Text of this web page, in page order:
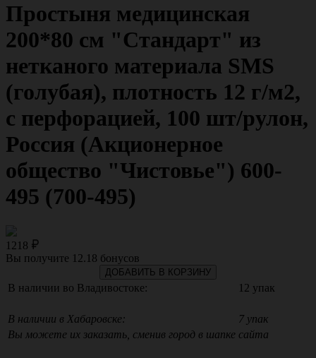
Простыня медицинская
200*80 см "Стандарт" из
нетканого материала SMS
(голубая), плотность 12 г/м2,
с перфорацией, 100 шт/рулон,
Россия (Акционерное
общество "Чистовье") 600-
495 (700-495)
1218
Вы получите 12.18 бонусов
ДОБАВИТЬ В КОРЗИНУ
В наличии во Владивостоке: 12 упак
В наличии в Хабаровске:
7 упак
Вы можете их заказать, сменив город в шапке сайта